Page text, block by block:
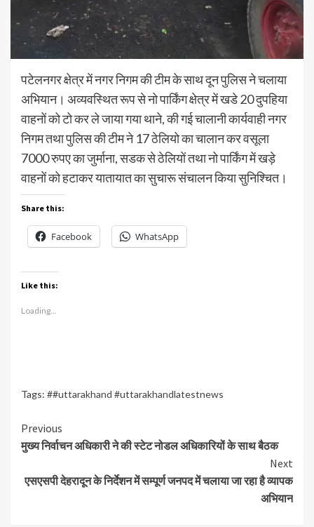
पटेलनगर क्षेत्र में नगर निगम की टीम के साथ दून पुलिस ने चलाया
अभियान। अव्यवस्थित रूप से नो पार्किंग क्षेत्र में खडे 20 दुपहिया
वाहनों को टो कर ले जाया गया थाने, की गई चालानी कार्यवाही नगर
निगम तथा पुलिस की टीम ने 17 ठेलियो का चालान कर वसूला
7000 रुपए का जुर्माना, सडक से ठेलियों तथा नो पार्किंग में खड़े
वाहनों को हटाकर यातायात का सुचारू संचालन किया सुनिश्चित।
Share this:
Facebook WhatsApp
Like this:
Loading...
Tags: ##uttarakhand #uttarakhandlatestnews
Continue
Reading
Previous
मुख्य निर्वाचन अधिकारी ने की स्टेट नोडल अधिकारियों के साथ बैठक
Next
एसएसपी देहरादून के निर्देशन में सम्पूर्ण जनपद में चलाया जा रहा है व्यापक
अभियान